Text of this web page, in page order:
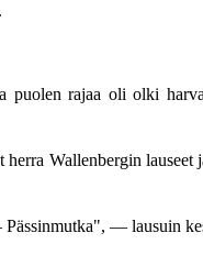
puolen rajaa oli olki
Wallenbergin
— lausuin